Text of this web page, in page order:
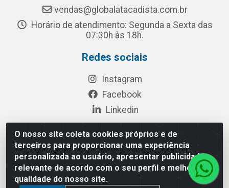
O nosso site coleta cookies próprios e de
terceiros para proporcionar uma experiência
personalizada ao usuário, apresentar publicidade
relevante de acordo com o seu perfil e melhorar a
qualidade do nosso site.
vendas@globalatacadista.com.br
Horário de atendimento: Segunda a Sexta das
07:30h às 18h.
Redes sociais
Instagram
Facebook
Linkedin
Rua Chipuê, 117 - S. Miguel Paulista São Paulo/SP - CEP
08010-260- CNPJ: 03.010.739/0001-72